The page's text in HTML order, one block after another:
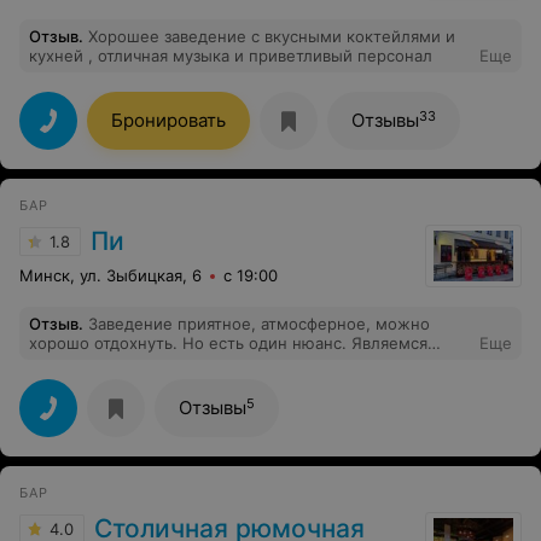
Отзыв. Хорошее заведение с вкусными коктейлями и
кухней , отличная музыка и приветливый персонал
Еще
Бронировать Отзывы33
БАР
1.8 Пи
Минск, ул. Зыбицкая, 6 с 19:00
Отзыв. Заведение приятное, атмосферное, можно
хорошо отдохнуть. Но есть один нюанс. Являемся
какого-то общего замеса, не понятно из каких
ингредиентов по цене в 25р, что-то около того. Как
только попросили сделать коктейль из бутылок, а не
подготовленный замес из-под пола, то цена выросла
чуть ли не втрое, 120р за два коктейля, это чересчур,
Еще
Отзывы5
БАР
4.0 Столичная рюмочная